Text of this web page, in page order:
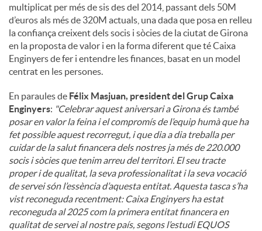
multiplicat per més de sis des del 2014, passant dels 50M
d’euros als més de 320M actuals, una dada que posa en relleu
la confiança creixent dels socis i sòcies de la ciutat de Girona
en la proposta de valor i en la forma diferent que té Caixa
Enginyers de fer i entendre les finances, basat en un model
centrat en les persones.
En paraules de Félix Masjuan, president del Grup Caixa
Enginyers: "Celebrar aquest aniversari a Girona és també
posar en valor la feina i el compromís de l’equip humà que ha
fet possible aquest recorregut, i que dia a dia treballa per
cuidar de la salut financera dels nostres ja més de 220.000
socis i sòcies que tenim arreu del territori. El seu tracte
proper i de qualitat, la seva professionalitat i la seva vocació
de servei són l’essència d’aquesta entitat. Aquesta tasca s’ha
vist reconeguda recentment: Caixa Enginyers ha estat
reconeguda al 2025 com la primera entitat financera en
qualitat de servei al nostre país, segons l’estudi EQUOS